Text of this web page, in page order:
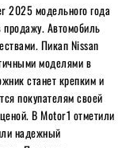
2025 модельного года
Автомобиль
Пикап Nissan
моделями в
станет крепким и
покупателям своей
В Motor1 отметили
надежный